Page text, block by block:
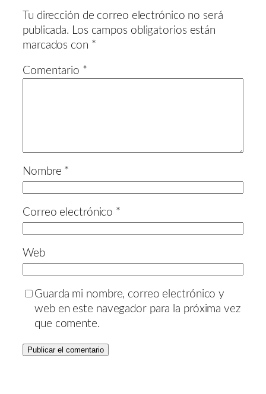
Tu dirección de correo electrónico no será
publicada.
Los campos obligatorios están
marcados con *
Comentario *
Nombre *
Correo electrónico *
Web
Guarda mi nombre, correo electrónico y
web en este navegador para la próxima vez
que comente.